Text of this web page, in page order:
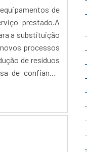
de
prestado.A
a substituição
processos
de resíduos
de confiança,
seus serviços.
de
atender às